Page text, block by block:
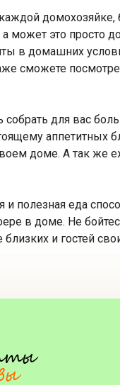
может это просто
в домашних
сможете
для вас
аппетитных
доме. А так же
и полезная еда
в доме. Не
близких и гостей